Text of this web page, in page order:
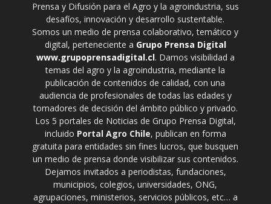
Prensa y Difusión para el Agro y la agroindustria, sus
desafíos, innovación y desarrollo sustentable.
Somos un medio de prensa colaborativo, temático y
digital, perteneciente a Grupo Prensa Digital
www.grupoprensadigital.cl. Damos visibilidad a
temas del agro y la agroindustria, mediante la
publicación de contenidos de calidad, con una
audiencia de profesionales de todas las edades y
tomadores de decisión del ámbito público y privado.
Los 5 portales de Noticias de Grupo Prensa Digital,
incluido Portal Agro Chile, publican en forma
gratuita para entidades sin fines lucros, que busquen
un medio de prensa donde visibilizar sus contenidos.
Dejamos invitados a periodistas, fundaciones,
municipios, colegios, universidades, ONG,
agrupaciones, ministerios, servicios públicos, etc… a